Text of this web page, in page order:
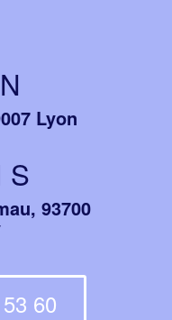
Lyon
S
93700
60